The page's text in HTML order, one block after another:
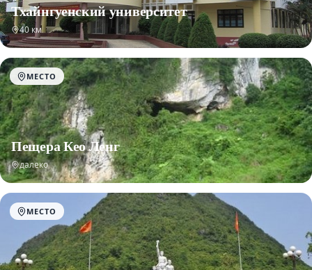
Тхайнгуенский университет
40 км
МЕСТО
Пещера Кео Ленг
далеко
МЕСТО